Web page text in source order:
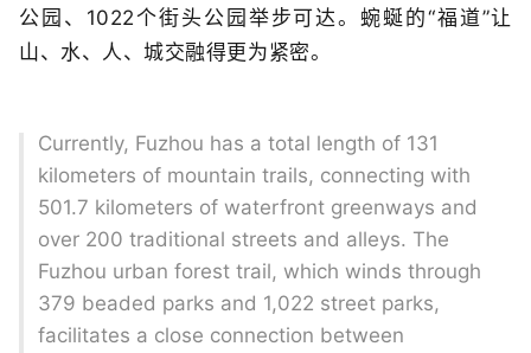
公园、 1022个街头公园举步可达。蜿蜒的“福道”让
山、水、人、城交融得更为紧密。
Currently, Fuzhou has a total length of 131
kilometers of mountain trails, connecting with
501.7 kilometers of waterfront greenways and
over 200 traditional streets and alleys. The
Fuzhou urban forest trail, which winds through
379 beaded parks and 1,022 street parks,
facilitates a close connection between